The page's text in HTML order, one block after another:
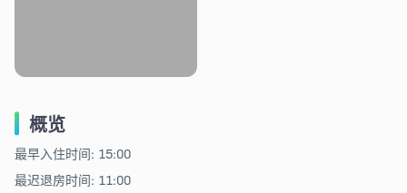
概览
最早入住时间: 15:00
最迟退房时间: 11:00